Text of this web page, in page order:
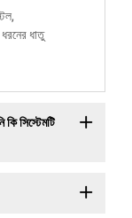
ধাতু
সিস্টেমটি